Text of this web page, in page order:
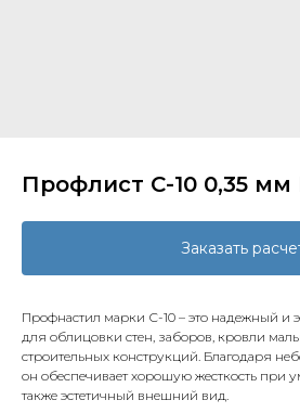
Профлист С-10 0,35 мм
Заказать
Профнастил марки С-10 – это надежный и
для облицовки стен, заборов, кровли
строительных конструкций. Благодаря
он обеспечивает хорошую жесткость при
также эстетичный внешний вид.